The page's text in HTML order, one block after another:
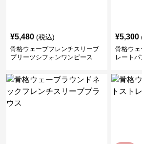
¥5,480 (税込)
骨格ウェーブフレンチスリーブ
プリーツシフォンワンピース
¥5,300
骨格ウェ
レートパ